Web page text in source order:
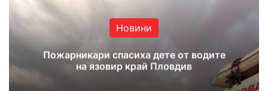
Новини
Пожарникари спасиха дете от водите
на язовир край Пловдив